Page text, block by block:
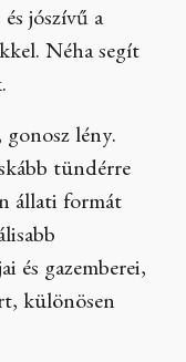
jószívű a
Néha segít
lény.
tündérre
állati formát
és gazemberei,
különösen